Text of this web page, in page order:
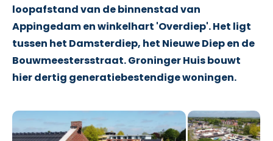
loopafstand van de binnenstad van
Appingedam en winkelhart 'Overdiep'. Het ligt
tussen het Damsterdiep, het Nieuwe Diep en de
Bouwmeestersstraat. Groninger Huis bouwt
hier dertig generatiebestendige woningen.